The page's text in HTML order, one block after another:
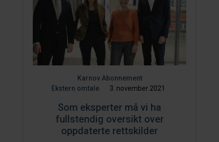
Karnov Abonnement
Ekstern omtale
3. november 2021
Som eksperter må vi ha
fullstendig oversikt over
oppdaterte rettskilder